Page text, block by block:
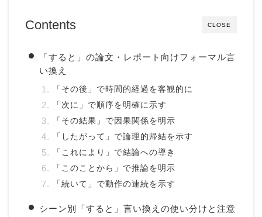
CLOSE
Contents
「すると」の論文・レポート向けフォーマル言
い換え
「その後」で時間的経過を客観的に
「次に」で順序を明確に示す
「その結果」で因果関係を明示
「したがって」で論理的帰結を示す
「これにより」で結論への導き
「このことから」で推論を明示
「続いて」で動作の連続を示す
シーン別「すると」言い換えの使い分けと注意